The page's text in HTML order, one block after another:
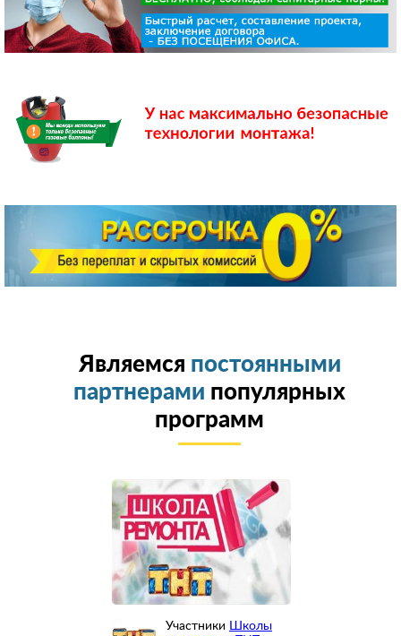
Являемся постоянными
партнерами популярных
программ
Участники Школы